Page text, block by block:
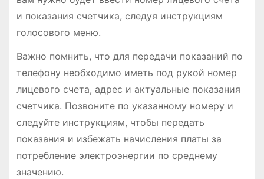
и показания счетчика, следуя инструкциям
голосового меню.
Важно помнить, что для передачи показаний по
телефону необходимо иметь под рукой номер
лицевого счета, адрес и актуальные показания
счетчика. Позвоните по указанному номеру и
следуйте инструкциям, чтобы передать
показания и избежать начисления платы за
потребление электроэнергии по среднему
значению.